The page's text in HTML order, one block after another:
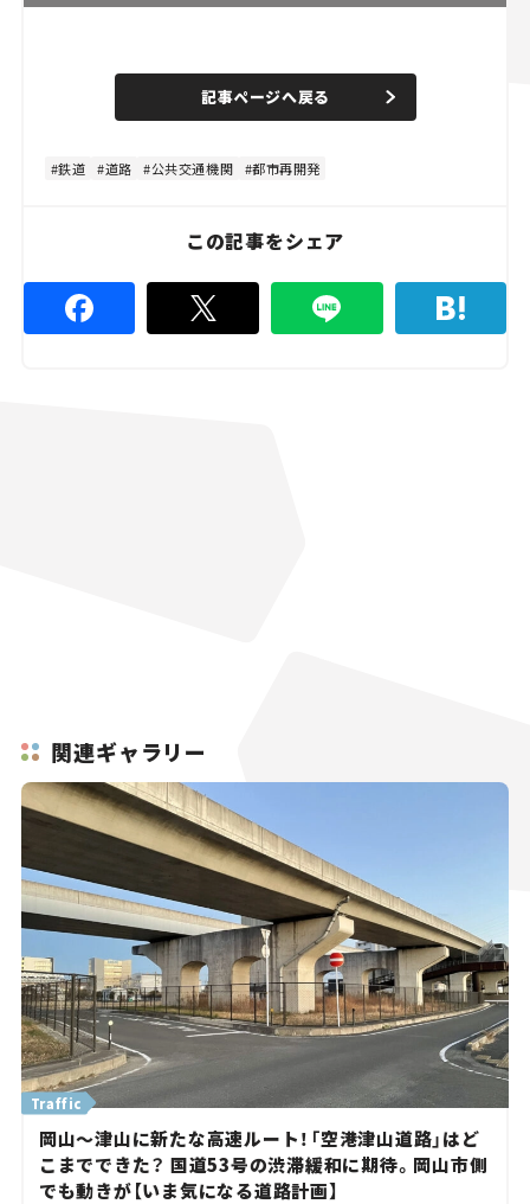
n
e
d
8
%
記事ページへ戻る
鉄道 道路 公共交通機関 都市再開発
この記事をシェア
関連ギャラリー
Traffic
岡山～津山に新たな高速ルート！「空港津山道路」はど
こまでできた？ 国道53号の渋滞緩和に期待。岡山市側
でも動きが【いま気になる道路計画】